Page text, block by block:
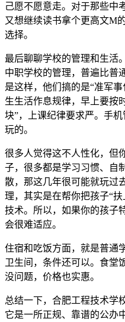
己愿不愿意走。对于那些中
又想继续读书拿个更高文M
选择。
最后聊聊学校的管理和生活。
中职学校的管理，普遍比普
是这样，他们搞的是“准军
生生活作息规律，早上要按
块”，上课纪律要求严。手
玩的。
很多人觉得这不人性化，但
子，很多都是学习习惯、自
散，那这几年很可能就玩过
理，其实是在帮你把孩子“
技术。所以，如果你的孩子
会很难适应。
住宿和吃饭方面，就是普通
卫生间，条件还可以。食堂
没问题，价格也实惠。
总结一下，合肥工程技术学
它是一所正规、靠谱的公办